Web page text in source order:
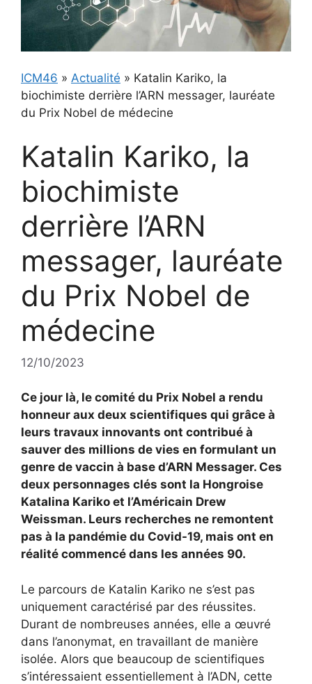
ICM46 » Actualité » Katalin Kariko, la
biochimiste derrière l’ARN messager, lauréate
du Prix Nobel de médecine
Katalin Kariko, la
biochimiste
derrière l’ARN
messager, lauréate
du Prix Nobel de
médecine
12/10/2023
Ce jour là, le comité du Prix Nobel a rendu
honneur aux deux scientifiques qui grâce à
leurs travaux innovants ont contribué à
sauver des millions de vies en formulant un
genre de vaccin à base d’ARN Messager. Ces
deux personnages clés sont la Hongroise
Katalina Kariko et l’Américain Drew
Weissman. Leurs recherches ne remontent
pas à la pandémie du Covid-19, mais ont en
réalité commencé dans les années 90.
Le parcours de Katalin Kariko ne s’est pas
uniquement caractérisé par des réussites.
Durant de nombreuses années, elle a œuvré
dans l’anonymat, en travaillant de manière
isolée. Alors que beaucoup de scientifiques
s’intéressaient essentiellement à l’ADN, cette